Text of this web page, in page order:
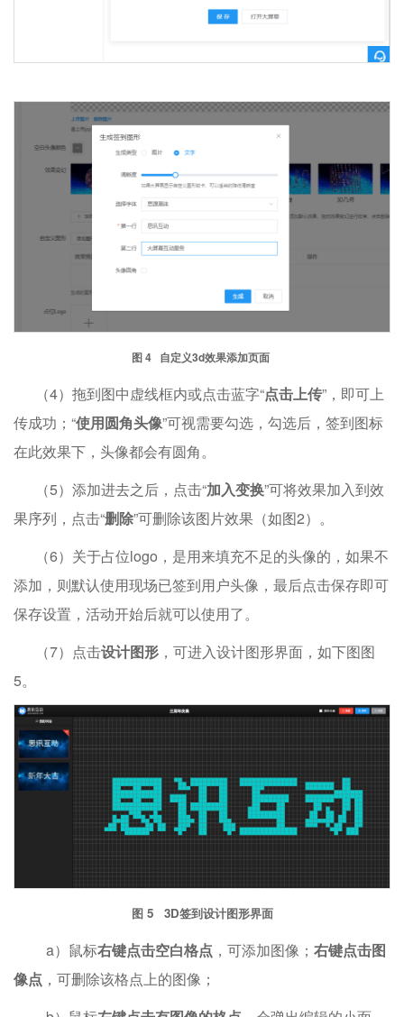
图 4 自定义3d效果添加页面
（4）拖到图中虚线框内或点击蓝字“点击上传”，即可上
传成功；“使用圆角头像”可视需要勾选，勾选后，签到图标
在此效果下，头像都会有圆角。
（5）添加进去之后，点击“加入变换”可将效果加入到效
果序列，点击“删除”可删除该图片效果（如图2）。
（6）关于占位logo，是用来填充不足的头像的，如果不
添加，则默认使用现场已签到用户头像，最后点击保存即可
保存设置，活动开始后就可以使用了。
（7）点击设计图形 ，可进入设计图形界面，如下图图
5。
图 5 3D签到设计图形界面
a）鼠标右键点击空白格点 ，可添加图像； 右键点击图
像点 ，可删除该格点上的图像；